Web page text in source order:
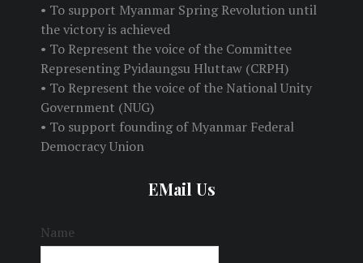
• To support Myanmar Spring Revolution until
the victory is achieved
• To Represent the voice of the Committee
Representing Pyidaungsu Hluttaw (CRPH)
• To Represent the voice of the National Unity
Government (NUG)
• To support founding of Myanmar Federal
Democracy Union
EMail Us
Name